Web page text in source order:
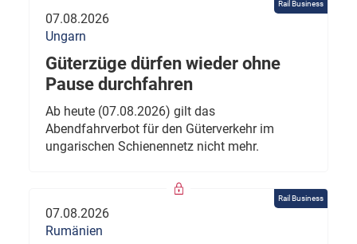
Rail Business
07.08.2026
Ungarn
Güterzüge dürfen wieder ohne
Pause durchfahren
Ab heute (07.08.2026) gilt das
Abendfahrverbot für den Güterverkehr im
ungarischen Schienennetz nicht mehr.
Rail Business
07.08.2026
Rumänien